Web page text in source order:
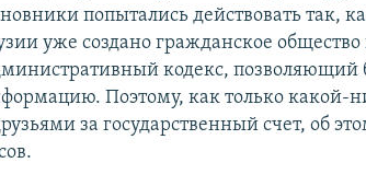
попытались действовать так,
уже создано гражданское
кодекс, позволяющий
Поэтому, как только какой-
за государственный счет, об